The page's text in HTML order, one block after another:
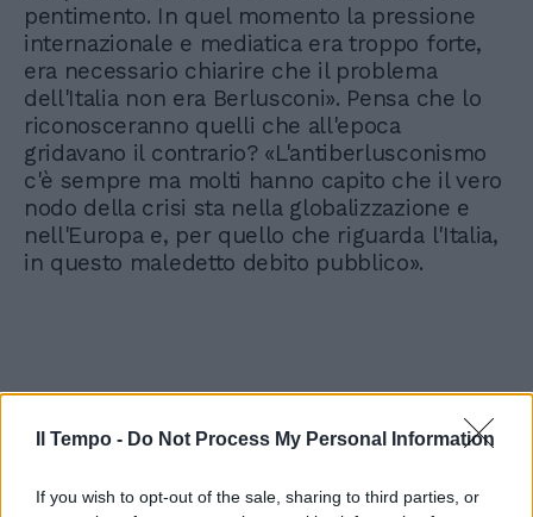
Il Tempo - Do Not Process My Personal Information
If you wish to opt-out of the sale, sharing to third parties, or
pentimento. In quel momento la pressione
internazionale e mediatica era troppo forte,
era necessario chiarire che il problema
dell'Italia non era Berlusconi». Pensa che lo
riconosceranno quelli che all'epoca
gridavano il contrario? «L'antiberlusconismo
c'è sempre ma molti hanno capito che il vero
nodo della crisi sta nella globalizzazione e
nell'Europa e, per quello che riguarda l'Italia,
in questo maledetto debito pubblico».